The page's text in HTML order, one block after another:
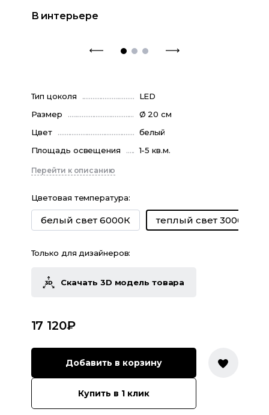
В интерьере
Тип цоколя
LED
Размер
Ø 20 см
Цвет
белый
Площадь освещения
1-5 кв.м.
Перейти к описанию
Цветовая температура:
белый свет 6000К теплый свет 3000К
Только для дизайнеров:
Скачать 3D модель товара
17 120₽
Добавить в корзину
Купить в 1 клик